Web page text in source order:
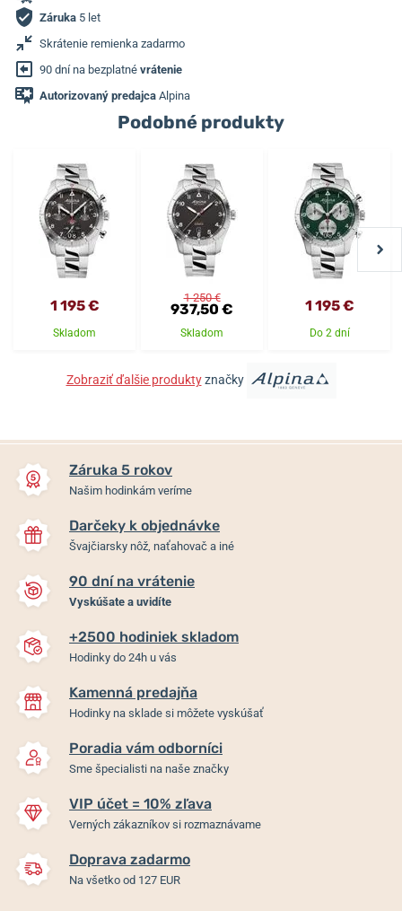
Záruka 5 let
Skrátenie remienka zadarmo
90 dní na bezplatné vrátenie
Autorizovaný predajca Alpina
Podobné produkty
1 195 €
Skladom
1 250 €
937,50 €
Skladom
1 195 €
Do 2 dní
Zobraziť ďalšie produktyznačky
Záruka 5 rokov
Našim hodinkám veríme
Darčeky k objednávke
Švajčiarsky nôž, naťahovač a iné
90 dní na vrátenie
Vyskúšate a uvidíte
+2500 hodiniek skladom
Hodinky do 24h u vás
Kamenná predajňa
Hodinky na sklade si môžete vyskúšať
Poradia vám odborníci
Sme špecialisti na naše značky
VIP účet = 10% zľava
Verných zákazníkov si rozmaznávame
Doprava zadarmo
Na všetko od 127 EUR